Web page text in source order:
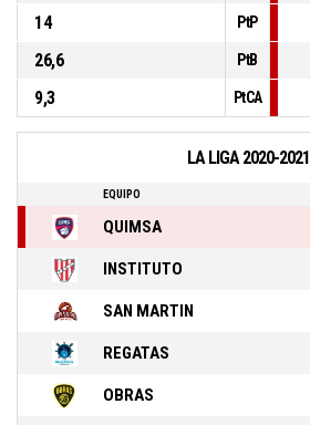
14
PtP
26,6
PtB
9,3
PtCA
LA LIGA 2020-2021
EQUIPO
QUIMSA
INSTITUTO
SAN MARTIN
REGATAS
OBRAS